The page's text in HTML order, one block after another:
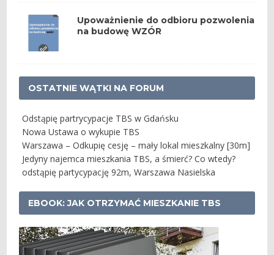
Upoważnienie do odbioru pozwolenia
na budowę WZÓR
OSTATNIE WĄTKI NA FORUM
Odstąpię partrycypacje TBS w Gdańsku
Nowa Ustawa o wykupie TBS
Warszawa – Odkupię cesję – mały lokal mieszkalny [30m]
Jedyny najemca mieszkania TBS, a śmierć? Co wtedy?
odstąpię partycypację 92m, Warszawa Nasielska
EBOOK: JAK OTRZYMAĆ MIESZKANIE TBS